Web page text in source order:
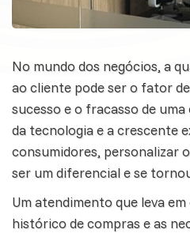
No mundo dos negócios, a
ao cliente pode ser o fator
sucesso e o fracasso de
da tecnologia e a crescente
consumidores, personalizar
ser um diferencial e se
Um atendimento que leva
histórico de compras e as